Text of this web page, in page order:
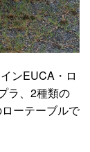
ンEUCA・ロ
ラ、2種類の
ーテーブルで